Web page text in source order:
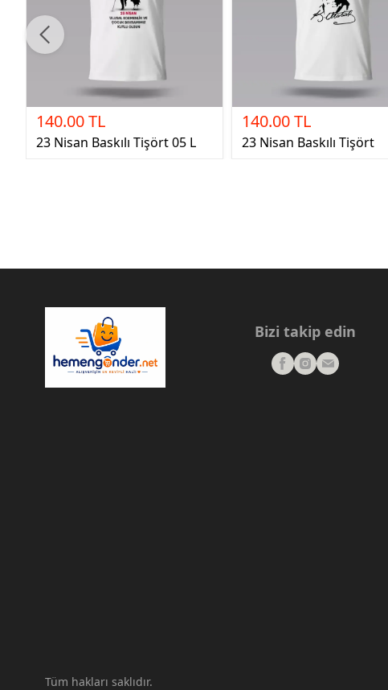
140.00 TL
23 Nisan Baskılı Tişört 05 L
140.00 TL
23 Nisan Baskılı Tişört
Bizi takip edin
Tüm hakları saklıdır.